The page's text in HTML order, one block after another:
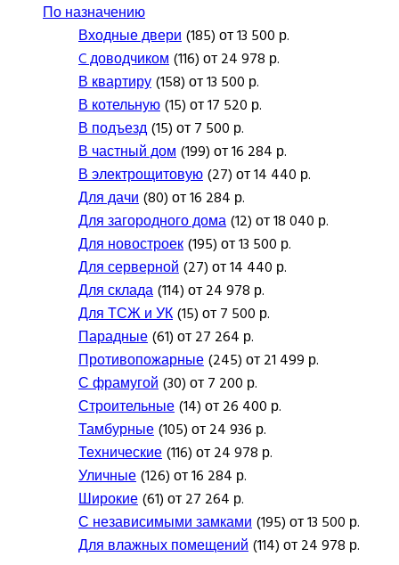
По назначению
Входные двери(185) от 13 500 р.
C доводчиком(116) от 24 978 р.
В квартиру(158) от 13 500 р.
В котельную(15) от 17 520 р.
В подъезд(15) от 7 500 р.
В частный дом(199) от 16 284 р.
В электрощитовую(27) от 14 440 р.
Для дачи(80) от 16 284 р.
Для загородного дома(12) от 18 040 р.
Для новостроек(195) от 13 500 р.
Для серверной(27) от 14 440 р.
Для склада(114) от 24 978 р.
Для ТСЖ и УК(15) от 7 500 р.
Парадные(61) от 27 264 р.
Противопожарные(245) от 21 499 р.
С фрамугой(30) от 7 200 р.
Строительные(14) от 26 400 р.
Тамбурные(105) от 24 936 р.
Технические(116) от 24 978 р.
Уличные(126) от 16 284 р.
Широкие(61) от 27 264 р.
С независимыми замками(195) от 13 500 р.
Для влажных помещений(114) от 24 978 р.